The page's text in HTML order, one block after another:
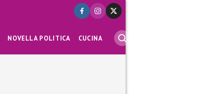
NOVELLA POLITICA CUCINA